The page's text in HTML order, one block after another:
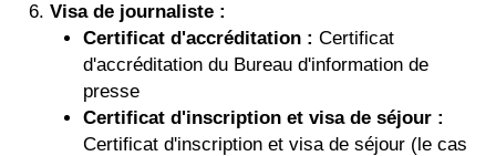
Visa de journaliste :
Certificat d'accréditation : Certificat
d'accréditation du Bureau d'information de
presse
Certificat d'inscription et visa de séjour :
Certificat d'inscription et visa de séjour (le cas